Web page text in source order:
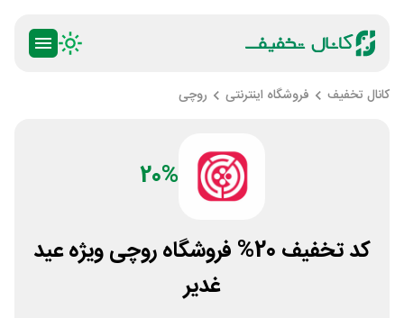
کانال تخفیف فروشگاه اینترنتی روچی
20%
کد تخفیف 20% فروشگاه روچی ویژه عید
غدیر